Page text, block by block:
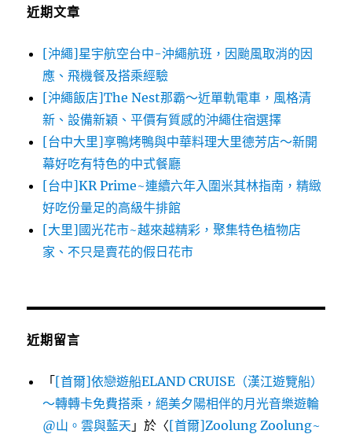
近期文章
[沖繩]星宇航空台中-沖繩航班，因颱風取消的因
應、飛機餐及搭乘經驗
[沖繩飯店]The Nest那霸～近單軌電車，風格清
新、設備新穎、平價有質感的沖繩住宿選擇
[台中大里]享鴨烤鴨與中華料理大里德芳店～新開
幕好吃有特色的中式餐廳
[台中]KR Prime~連續六年入圍米其林指南，精緻
好吃份量足的高級牛排館
[大里]國光花市~越來越精彩，聚集特色植物店
家、不只是賣花的假日花市
近期留言
「[首爾]依戀遊船ELAND CRUISE（漢江遊覽船）
～轉轉卡免費搭乘，絕美夕陽相伴的月光音樂遊輪
@山。雲與藍天 」於〈[首爾]Zoolung Zoolung~